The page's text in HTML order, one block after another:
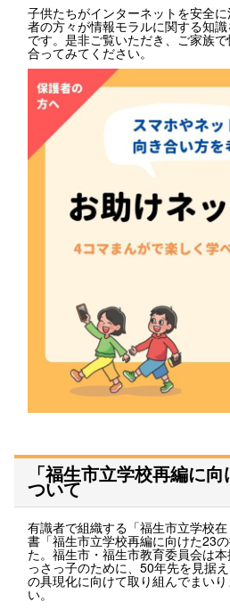
子供たちがインターネットを安全
者の方々が情報モラルに関する知
です。是非ご覧いただき、ご家族
合ってみてください。
「福生市立学校再編に
ついて
有識者で組織する「福生市立学校
書「福生市立学校再編に向けた23
た。福生市・福生市教育委員会は
っさっ子のために、50年先を見据
の具現化に向けて取り組んでまい
い。